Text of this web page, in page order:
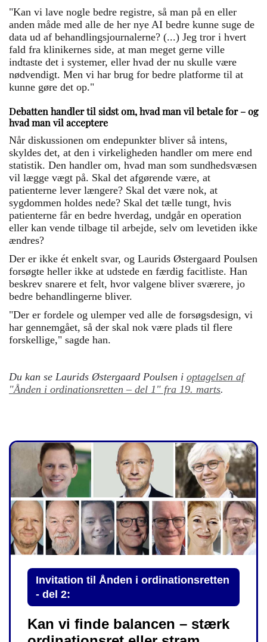
"Kan vi lave nogle bedre registre, så man på en eller
anden måde med alle de her nye AI bedre kunne suge de
data ud af behandlingsjournalerne? (...) Jeg tror i hvert
fald fra klinikernes side, at man meget gerne ville
indtaste det i systemer, eller hvad der nu skulle være
nødvendigt. Men vi har brug for bedre platforme til at
kunne gøre det op."
Debatten handler til sidst om, hvad man vil betale for – og
hvad man vil acceptere
Når diskussionen om endepunkter bliver så intens,
skyldes det, at den i virkeligheden handler om mere end
statistik. Den handler om, hvad man som sundhedsvæsen
vil lægge vægt på. Skal det afgørende være, at
patienterne lever længere? Skal det være nok, at
sygdommen holdes nede? Skal det tælle tungt, hvis
patienterne får en bedre hverdag, undgår en operation
eller kan vende tilbage til arbejde, selv om levetiden ikke
ændres?
Der er ikke ét enkelt svar, og Laurids Østergaard Poulsen
forsøgte heller ikke at udstede en færdig facitliste. Han
beskrev snarere et felt, hvor valgene bliver sværere, jo
bedre behandlingerne bliver.
"Der er fordele og ulemper ved alle de forsøgsdesign, vi
har gennemgået, så der skal nok være plads til flere
forskellige," sagde han.
Du kan se Laurids Østergaard Poulsen i optagelsen af
"Ånden i ordinationsretten – del 1" fra 19. marts.
Invitation til Ånden i ordinationsretten
- del 2:
Kan vi finde balancen – stærk